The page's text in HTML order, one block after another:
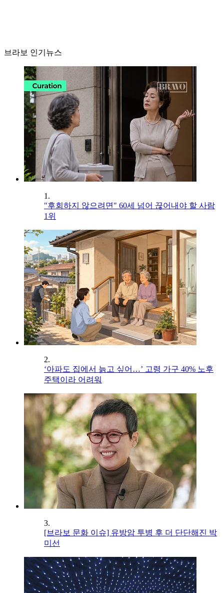
브라보 인기뉴스
1.
"후회하지 않으려면" 60세 넘어 끊어내야 할 사람
1위
2.
‘아파도 집에서 늙고 싶어…’ 고령 가구 40% 노후
주택이라 어려워
3.
[브라보 문화 이슈] 유방암 투병 후 더 단단해진 박
미선